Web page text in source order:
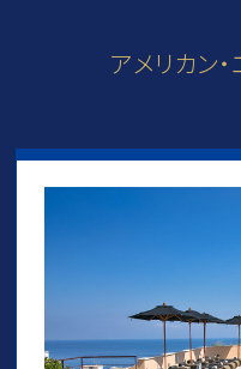
アメリカン